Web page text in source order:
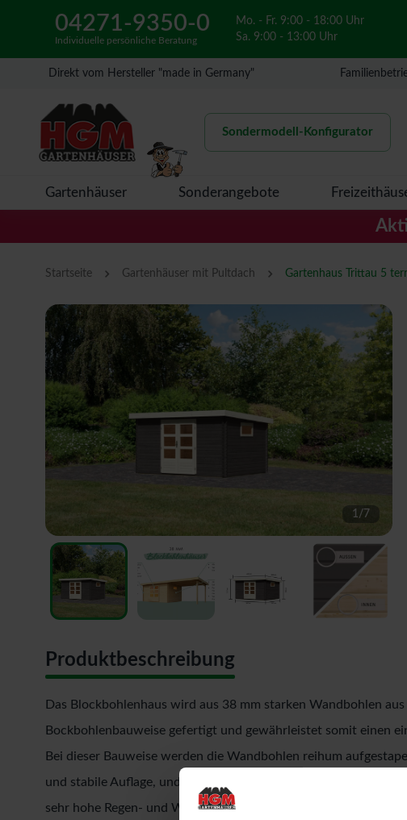
04271-9350-0
Individuelle persönliche Beratung
Mo. - Fr. 9:00 - 18:00 Uhr
Sa. 9:00 - 13:00 Uhr
Direkt vom Hersteller "made in Germany"
Sondermodell-Konfigurator
Gartenhäuser Sonderangebote
Startseite › Gartenhäuser mit Pultdach › Gartenhaus Trittau 5
1/ 7
Produktbeschreibung
Das Blockbohlenhaus wird aus 38 mm starken Wandbohlen
Bockbohlenbauweise gefertigt und gewährleistet somit einen
Bei dieser Bauweise werden die Wandbohlen reihum
und stabile Auflage, und dann miteinander verschraubt.
sehr hohe Regen- und Winddichte. Durch die Doppelnut und -